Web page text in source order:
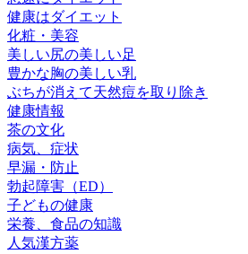
健康はダイエット
化粧・美容
美しい尻の美しい足
豊かな胸の美しい乳
ぶちが消えて天然痘を取り除き
健康情報
茶の文化
病気、症状
早漏・防止
勃起障害（ED）
子どもの健康
栄養、食品の知識
人気漢方薬